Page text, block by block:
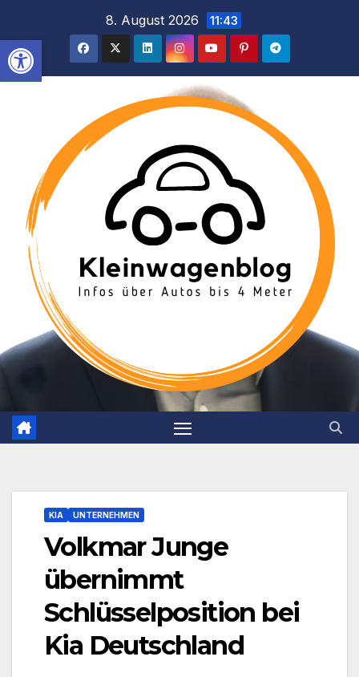
Werkzeugleiste öffnen
springen
8. August 2026 11:43
KIA UNTERNEHMEN
Volkmar Junge
übernimmt
Schlüsselposition bei
Kia Deutschland